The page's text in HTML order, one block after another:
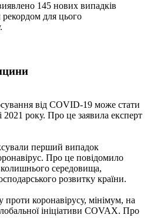
145 нових випадків
для цього
від COVID-19 може стати
року. Про це заявила експерт
перший випадок
Про це повідомило
середовища,
розвитку країни.
коронавірусу, мінімум, на
ініціативи COVAX. Про